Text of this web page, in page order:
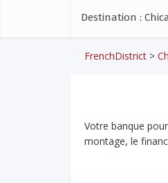
Destination :
FrenchDistrict >
Votre banque
montage, le